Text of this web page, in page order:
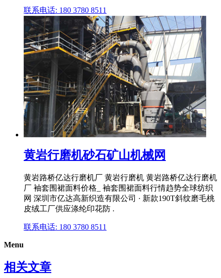
联系电话: 180 3780 8511
黄岩行磨机砂石矿山机械网
黄岩路桥亿达行磨机厂 黄岩行磨机 黄岩路桥亿达行磨机
厂 袖套围裙面料价格_ 袖套围裙面料行情趋势全球纺织
网 深圳市亿达高新织造有限公司 · 新款190T斜纹磨毛桃
皮绒工厂供应涤纶印花防 .
联系电话: 180 3780 8511
Menu
相关文章